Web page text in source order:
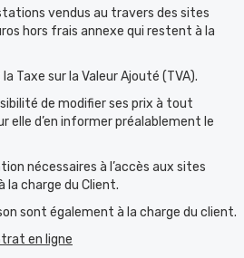
vendus au travers des sites
hors frais annexe qui restent à la
Taxe sur la Valeur Ajouté (TVA).
de modifier ses prix à tout
elle d’en informer préalablement le
nécessaires à l’accès aux sites
la charge du Client.
sont également à la charge du client.
en ligne